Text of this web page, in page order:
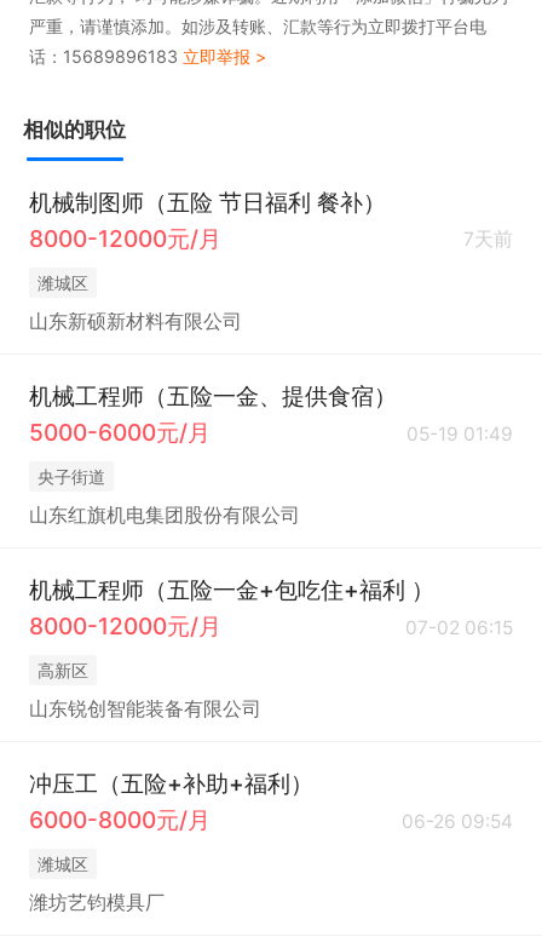
严重，请谨慎添加。如涉及转账、汇款等行为立即拨打平台电
话：15689896183 立即举报 >
相似的职位
机械制图师（五险 节日福利 餐补）
8000-12000元/月
7天前
潍城区
山东新硕新材料有限公司
机械工程师（五险一金、提供食宿）
5000-6000元/月
05-19 01:49
央子街道
山东红旗机电集团股份有限公司
机械工程师（五险一金+包吃住+福利 ）
8000-12000元/月
07-02 06:15
高新区
山东锐创智能装备有限公司
冲压工（五险+补助+福利）
6000-8000元/月
06-26 09:54
潍城区
潍坊艺钧模具厂